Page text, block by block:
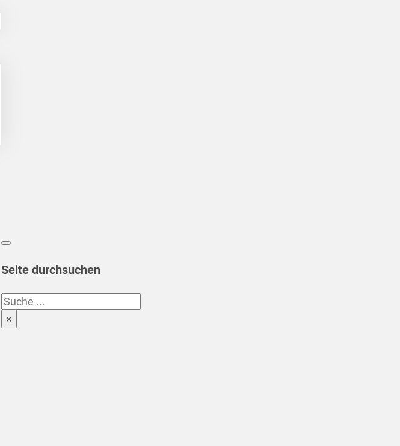
Seite durchsuchen
Suchen
×